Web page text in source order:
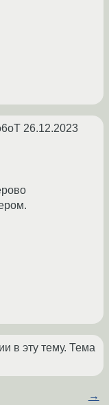
26.12.2023
в эту тему. Тема
→